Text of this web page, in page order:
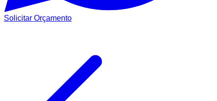
Solicitar Orçamento